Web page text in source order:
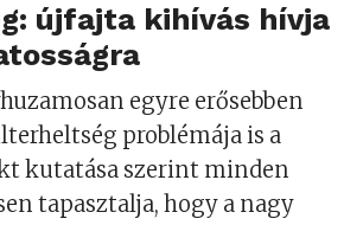
újfajta kihívás hívja
egyre erősebben
problémája is a
kutatása szerint minden
tapasztalja, hogy a nagy